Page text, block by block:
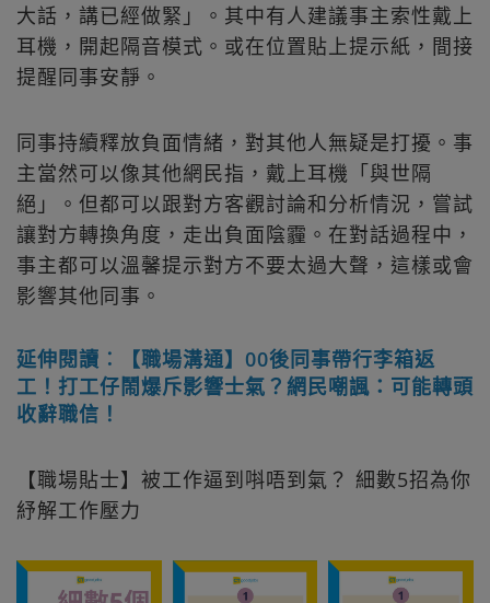
大話，講已經做緊」。其中有人建議事主索性戴上
耳機，開起隔音模式。或在位置貼上提示紙，間接
提醒同事安靜。
同事持續釋放負面情緒，對其他人無疑是打擾。事
主當然可以像其他網民指，戴上耳機「與世隔
絕」。但都可以跟對方客觀討論和分析情況，嘗試
讓對方轉換角度，走出負面陰霾。在對話過程中，
事主都可以溫馨提示對方不要太過大聲，這樣或會
影響其他同事。
延伸閱讀︰【職場溝通】00後同事帶行李箱返
工！打工仔鬧爆斥影響士氣？網民嘲諷：可能轉頭
收辭職信！
【職場貼士】被工作逼到唞唔到氣？ 細數5招為你
紓解工作壓力